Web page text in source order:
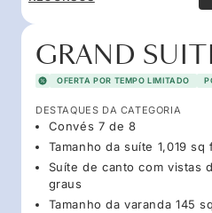
GRAND
OFERTA POR TEMPO LIMITADO
DESTAQUES DA CATEGORIA
Convés 7 de 8
Tamanho da suíte 1,019 sq
Suíte de canto com vistas
graus
Tamanho da varanda 145